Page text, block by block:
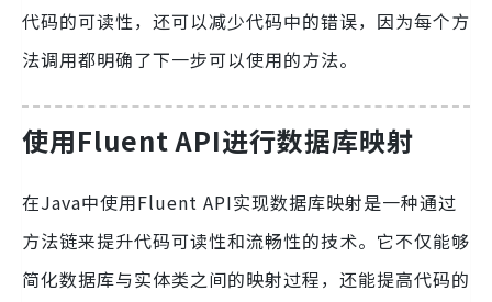
代码的可读性，还可以减少代码中的错误，因为每个方
法调用都明确了下一步可以使用的方法。
使用Fluent API进行数据库映射
在Java中使用Fluent API实现数据库映射是一种通过
方法链来提升代码可读性和流畅性的技术。它不仅能够
简化数据库与实体类之间的映射过程，还能提高代码的